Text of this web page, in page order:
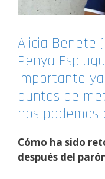
Alicia Benete
Penya
importante
puntos de
nos podemos
Cómo ha sido
después del